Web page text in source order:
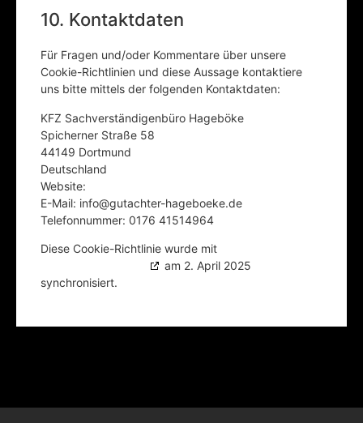
10. Kontaktdaten
Für Fragen und/oder Kommentare über unsere
Cookie-Richtlinien und diese Aussage kontaktiere
uns bitte mittels der folgenden Kontaktdaten:
KFZ Sachverständigenbüro Hageböke
Spicherner Straße 58
44149 Dortmund
Deutschland
Website:
E-Mail: info@gutachter-hageboeke.de
Telefonnummer: 0176 41514964
Diese Cookie-Richtlinie wurde mit
am 2. April 2025
synchronisiert.